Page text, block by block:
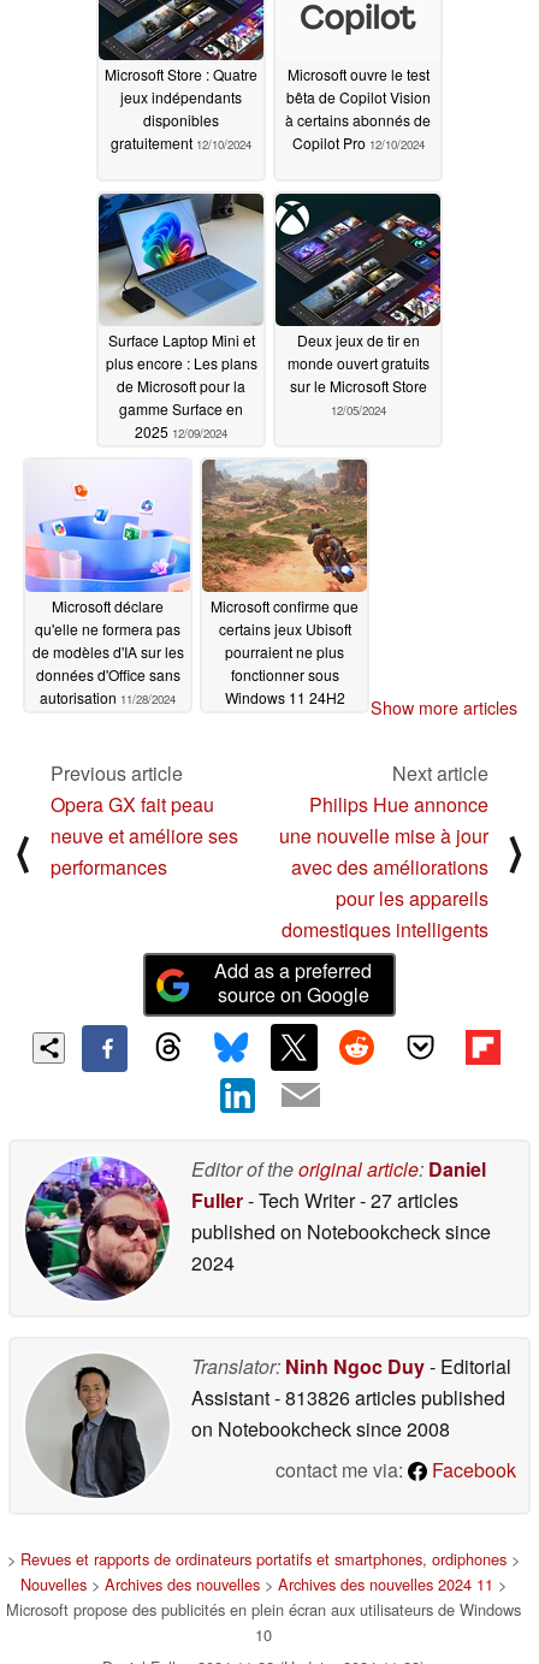
Microsoft Store : Quatre
jeux indépendants
disponibles
gratuitement 12/10/2024
Microsoft ouvre le test
bêta de Copilot Vision
à certains abonnés de
Copilot Pro 12/10/2024
Surface Laptop Mini et
plus encore : Les plans
de Microsoft pour la
gamme Surface en
2025 12/09/2024
Deux jeux de tir en
monde ouvert gratuits
sur le Microsoft Store
12/05/2024
Microsoft déclare
qu'elle ne formera pas
de modèles d'IA sur les
données d'Office sans
autorisation 11/28/2024
Microsoft confirme que
certains jeux Ubisoft
pourraient ne plus
fonctionner sous
Windows 11 24H2
Show more articles
⟨
Previous article
Opera GX fait peau
neuve et améliore ses
performances
Next article
Philips Hue annonce
une nouvelle mise à jour
avec des améliorations
pour les appareils
domestiques intelligents
⟩
Add as a preferred
source on Google
Editor of theoriginal article: Daniel
Fuller- Tech Writer- 27 articles
published on Notebookchecksince
2024
Translator: Ninh Ngoc Duy- Editorial
Assistant- 813826 articles published
on Notebookchecksince 2008
contact me via:
Facebook
> Revues et rapports de ordinateurs portatifs et smartphones, ordiphones >
Nouvelles > Archives des nouvelles > Archives des nouvelles 2024 11 >
Microsoft propose des publicités en plein écran aux utilisateurs de Windows
10